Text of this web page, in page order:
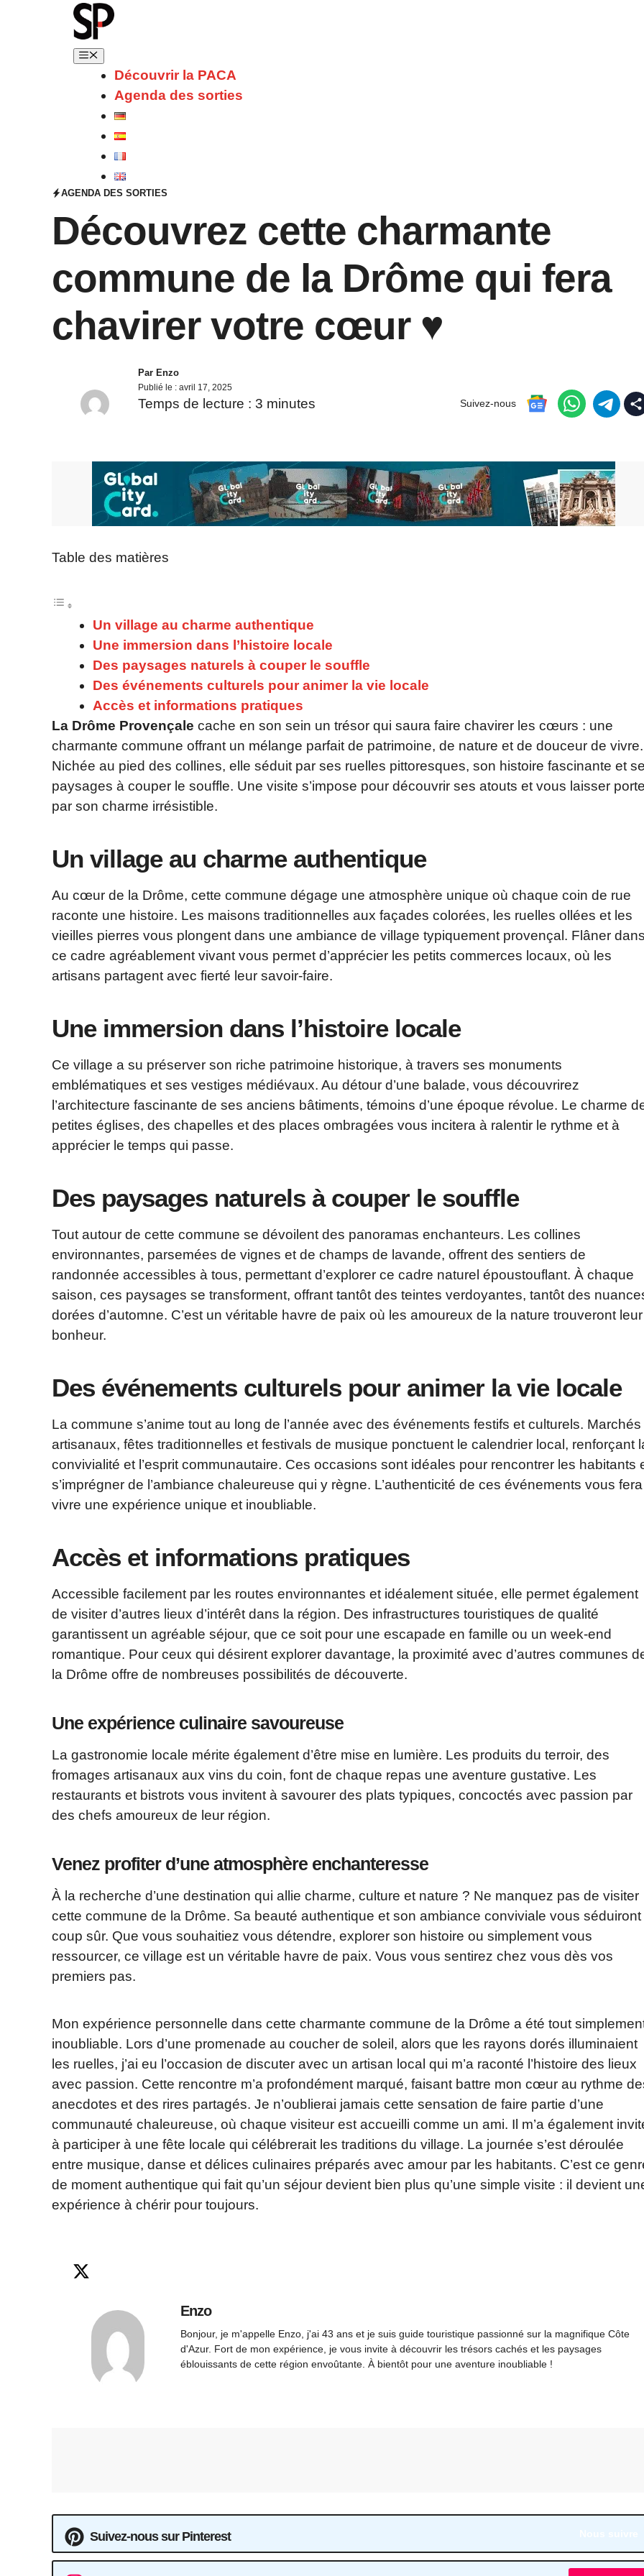
Découvrir la PACA
Agenda des sorties
AGENDA DES SORTIES
Découvrez cette charmante
commune de la Drôme qui fera
chavirer votre cœur ♥️
Par Enzo
Publié le : avril 17, 2025
Temps de lecture : 3 minutes Suivez-nous
Table des matières
Un village au charme authentique
Une immersion dans l’histoire locale
Des paysages naturels à couper le souffle
Des événements culturels pour animer la vie locale
Accès et informations pratiques
La Drôme Provençale cache en son sein un trésor qui saura faire chavirer les cœurs : une
charmante commune offrant un mélange parfait de patrimoine, de nature et de douceur de vivre.
Nichée au pied des collines, elle séduit par ses ruelles pittoresques, son histoire fascinante et
paysages à couper le souffle. Une visite s’impose pour découvrir ses atouts et vous laisser
par son charme irrésistible.
Un village au charme authentique
Au cœur de la Drôme, cette commune dégage une atmosphère unique où chaque coin de rue
raconte une histoire. Les maisons traditionnelles aux façades colorées, les ruelles ollées et les
vieilles pierres vous plongent dans une ambiance de village typiquement provençal. Flâner
ce cadre agréablement vivant vous permet d’apprécier les petits commerces locaux, où les
artisans partagent avec fierté leur savoir-faire.
Une immersion dans l’histoire locale
Ce village a su préserver son riche patrimoine historique, à travers ses monuments
emblématiques et ses vestiges médiévaux. Au détour d’une balade, vous découvrirez
l’architecture fascinante de ses anciens bâtiments, témoins d’une époque révolue. Le charme
petites églises, des chapelles et des places ombragées vous incitera à ralentir le rythme et à
apprécier le temps qui passe.
Des paysages naturels à couper le souffle
Tout autour de cette commune se dévoilent des panoramas enchanteurs. Les collines
environnantes, parsemées de vignes et de champs de lavande, offrent des sentiers de
randonnée accessibles à tous, permettant d’explorer ce cadre naturel époustouflant. À chaque
saison, ces paysages se transforment, offrant tantôt des teintes verdoyantes, tantôt des
dorées d’automne. C’est un véritable havre de paix où les amoureux de la nature trouveront leur
bonheur.
Des événements culturels pour animer la vie locale
La commune s’anime tout au long de l’année avec des événements festifs et culturels. Marchés
artisanaux, fêtes traditionnelles et festivals de musique ponctuent le calendrier local, renforçant
convivialité et l’esprit communautaire. Ces occasions sont idéales pour rencontrer les habitants
s’imprégner de l’ambiance chaleureuse qui y règne. L’authenticité de ces événements vous fera
vivre une expérience unique et inoubliable.
Accès et informations pratiques
Accessible facilement par les routes environnantes et idéalement située, elle permet également
de visiter d’autres lieux d’intérêt dans la région. Des infrastructures touristiques de qualité
garantissent un agréable séjour, que ce soit pour une escapade en famille ou un week-end
romantique. Pour ceux qui désirent explorer davantage, la proximité avec d’autres communes
la Drôme offre de nombreuses possibilités de découverte.
Une expérience culinaire savoureuse
La gastronomie locale mérite également d’être mise en lumière. Les produits du terroir, des
fromages artisanaux aux vins du coin, font de chaque repas une aventure gustative. Les
restaurants et bistrots vous invitent à savourer des plats typiques, concoctés avec passion par
des chefs amoureux de leur région.
Venez profiter d’une atmosphère enchanteresse
À la recherche d’une destination qui allie charme, culture et nature ? Ne manquez pas de visiter
cette commune de la Drôme. Sa beauté authentique et son ambiance conviviale vous séduiront
coup sûr. Que vous souhaitiez vous détendre, explorer son histoire ou simplement vous
ressourcer, ce village est un véritable havre de paix. Vous vous sentirez chez vous dès vos
premiers pas.
Mon expérience personnelle dans cette charmante commune de la Drôme a été tout
inoubliable. Lors d’une promenade au coucher de soleil, alors que les rayons dorés illuminaient
les ruelles, j’ai eu l’occasion de discuter avec un artisan local qui m’a raconté l’histoire des lieux
avec passion. Cette rencontre m’a profondément marqué, faisant battre mon cœur au rythme
anecdotes et des rires partagés. Je n’oublierai jamais cette sensation de faire partie d’une
communauté chaleureuse, où chaque visiteur est accueilli comme un ami. Il m’a également
à participer à une fête locale qui célébrerait les traditions du village. La journée s’est déroulée
entre musique, danse et délices culinaires préparés avec amour par les habitants. C’est ce
de moment authentique qui fait qu’un séjour devient bien plus qu’une simple visite : il devient
expérience à chérir pour toujours.
Enzo
Bonjour, je m'appelle Enzo, j'ai 43 ans et je suis guide touristique passionné sur la magnifique Côte
d'Azur. Fort de mon expérience, je vous invite à découvrir les trésors cachés et les paysages
éblouissants de cette région envoûtante. À bientôt pour une aventure inoubliable !
Suivez-nous sur Pinterest